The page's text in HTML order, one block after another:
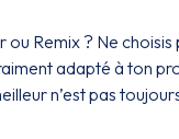
Remix ? Ne choisis
adapté à ton
n’est pas